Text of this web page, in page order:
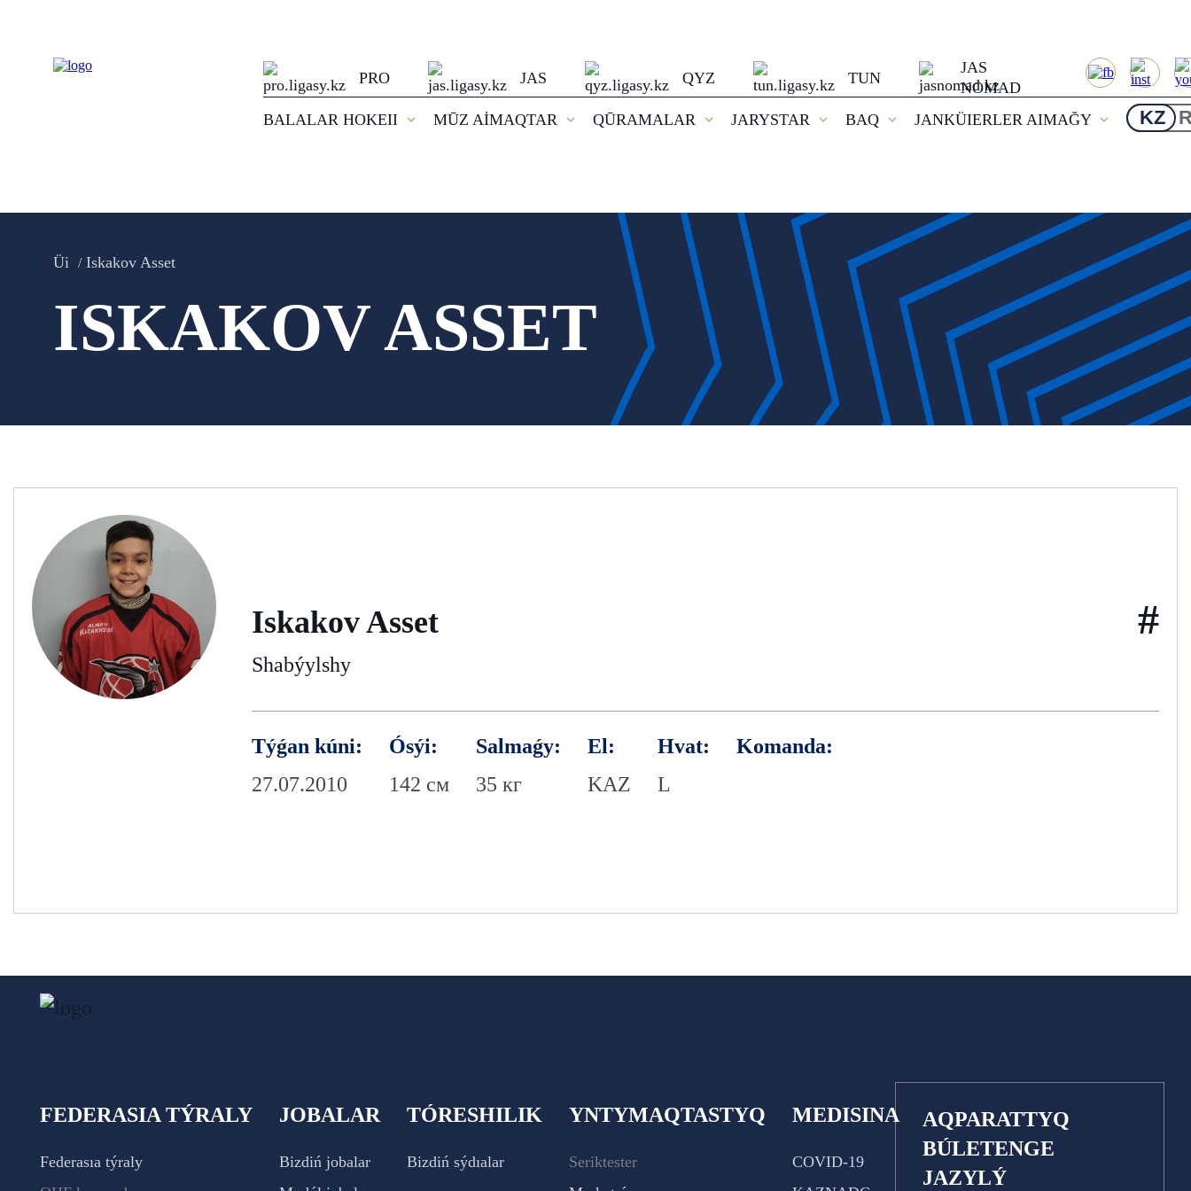
PRO JAS QYZ TUN
JAS
NOMAD
BALALAR HOKEII
MŪZ AİMAQTAR QŪRAMALAR JARYSTAR BAQ JANKÜIERLER AIMAĞY KZ
Üi Iskakov Asset
ISKAKOV ASSET
Iskakov Asset
Shabýylshy
#
Týǵan kúni:
27.07.2010
Ósýi:
142 см
Salmaǵy:
35 кг
El:
KAZ
Hvat:
L
Komanda:
FEDERASIA TÝRALY
Federasıa týraly
JOBALAR
Bizdiń jobalar
TÓRESHILIK
Bizdiń sýdıalar
YNTYMAQTASTYQ
Seriktester
MEDISINA
COVID-19
AQPARATTYQ
BÚLETENGE
JAZYLÝ